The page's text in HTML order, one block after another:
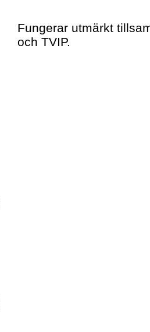
Fungerar utmärkt
och TVIP.